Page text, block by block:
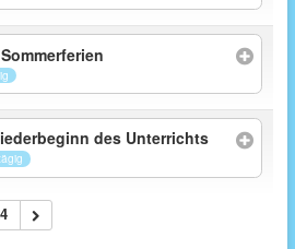
des Unterrichts